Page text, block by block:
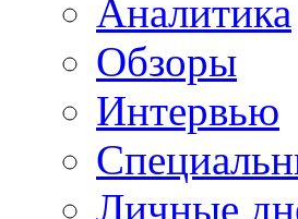
Аналитика
Обзоры
Интервью
Личные